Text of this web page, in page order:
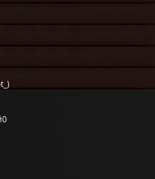
0